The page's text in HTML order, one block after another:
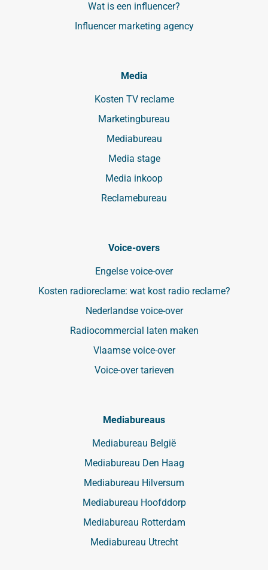
Wat is een influencer?
Influencer marketing agency
Media
Kosten TV reclame
Marketingbureau
Mediabureau
Media stage
Media inkoop
Reclamebureau
Voice-overs
Engelse voice-over
Kosten radioreclame: wat kost radio reclame?
Nederlandse voice-over
Radiocommercial laten maken
Vlaamse voice-over
Voice-over tarieven
Mediabureaus
Mediabureau België
Mediabureau Den Haag
Mediabureau Hilversum
Mediabureau Hoofddorp
Mediabureau Rotterdam
Mediabureau Utrecht